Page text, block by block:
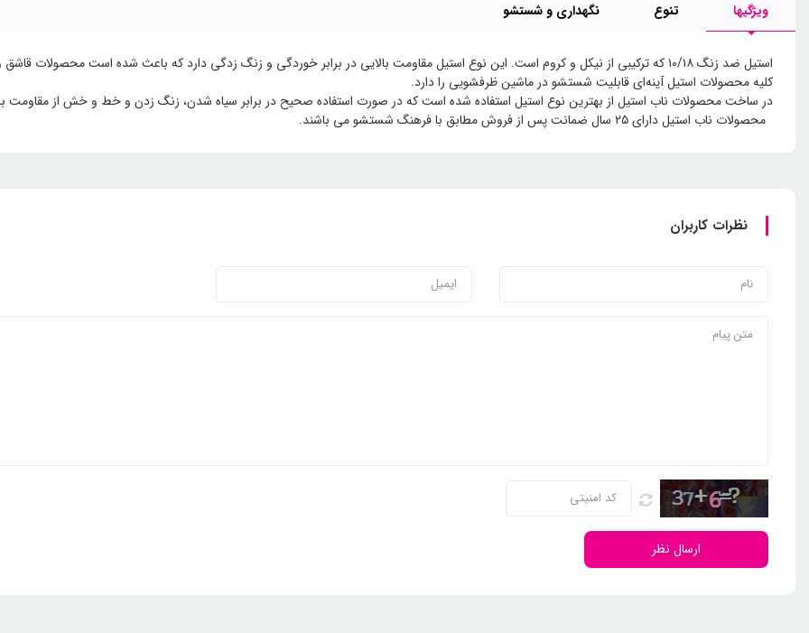
ویژگیها تنوع نگهداری و شستشو
استیل ضد زنگ ۱۰/۱۸ که ترکیبی از نیکل و کروم است. این نوع استیل مقاومت بالایی در برابر خوردگی و زنگ زدگی دارد که باعث شده است محصولات قاشق و چنگال ناب استیل عمر طولانی و مفید داشته باشند.
کلیه محصولات استیل آینه‌ای قابلیت شستشو در ماشین ظرفشویی را دارد.
در ساخت محصولات ناب استیل از بهترین نوع استیل استفاده شده است که در صورت استفاده صحیح در برابر سیاه شدن، زنگ زدن و خط و خش از مقاومت
محصولات ناب استیل دارای ۲۵ سال ضمانت پس از فروش مطابق با فرهنگ شستشو می باشند.
نظرات کاربران
ارسال نظر